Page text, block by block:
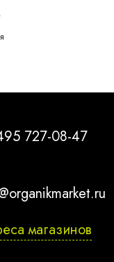
727-08-47
магазинов